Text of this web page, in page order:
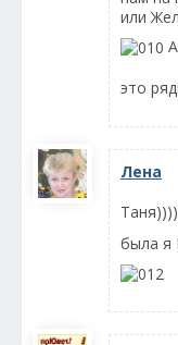
или
это
Лена
была я